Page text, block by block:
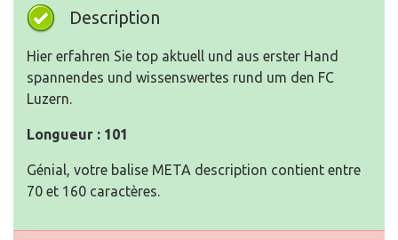
Description
Hier erfahren Sie top aktuell und aus erster Hand
spannendes und wissenswertes rund um den FC
Luzern.
Longueur : 101
Génial, votre balise META description contient entre
70 et 160 caractères.